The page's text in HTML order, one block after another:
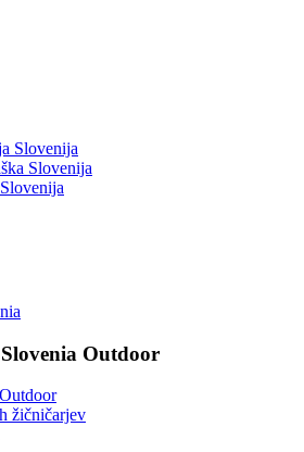
Slovenija
Slovenija
Outdoor
žičničarjev